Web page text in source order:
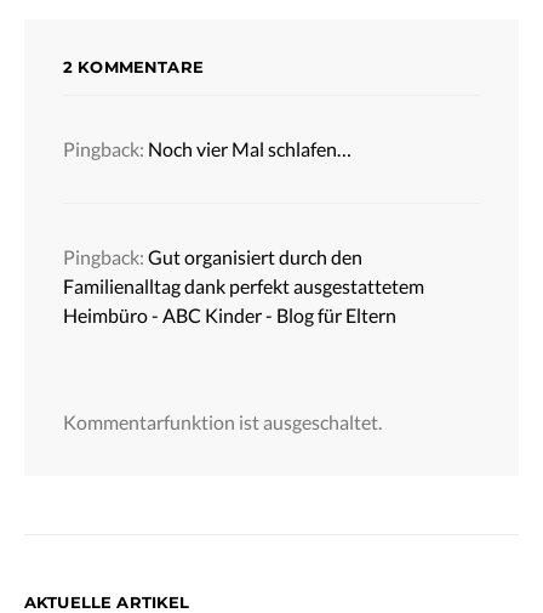
2 KOMMENTARE
Pingback: Noch vier Mal schlafen…
Pingback: Gut organisiert durch den
Familienalltag dank perfekt ausgestattetem
Heimbüro - ABC Kinder - Blog für Eltern
Kommentarfunktion ist ausgeschaltet.
AKTUELLE ARTIKEL